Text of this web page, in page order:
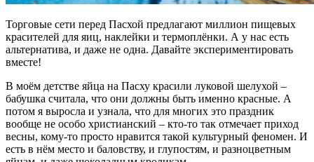
Торговые сети перед Пасхой предлагают миллион пищевых
красителей для яиц, наклейки и термоплёнки. А у нас есть
альтернатива, и даже не одна. Давайте экспериментировать
вместе!
В моём детстве яйца на Пасху красили луковой шелухой –
бабушка считала, что они должны быть именно красные. А
потом я выросла и узнала, что для многих это праздник
вообще не особо христианский – кто-то так отмечает приход
весны, кому-то просто нравится такой культурный феномен. И
есть в нём место и баловству, и глупостям, и разноцветным